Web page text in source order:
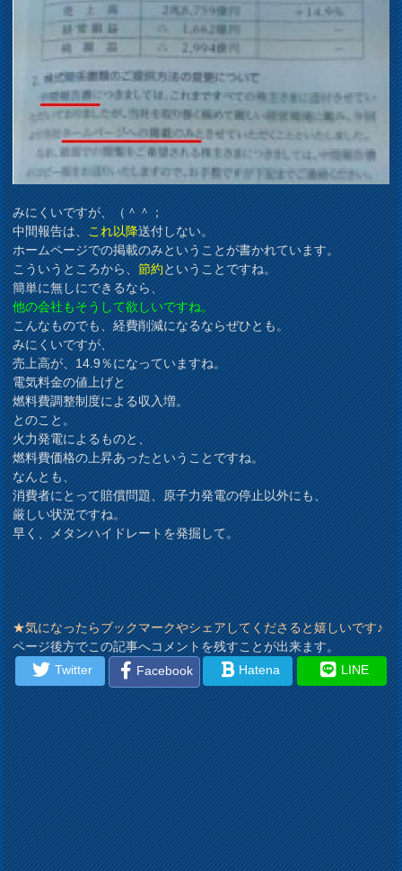
みにくいですが、（＾＾；
中間報告は、これ以降送付しない。
ホームページでの掲載のみということが書かれています。
こういうところから、節約ということですね。
簡単に無しにできるなら、
他の会社もそうして欲しいですね。
こんなものでも、経費削減になるならぜひとも。
みにくいですが、
売上高が、14.9％になっていますね。
電気料金の値上げと
燃料費調整制度による収入増。
とのこと。
火力発電によるものと、
燃料費価格の上昇あったということですね。
なんとも、
消費者にとって賠償問題、原子力発電の停止以外にも、
厳しい状況ですね。
早く、メタンハイドレートを発掘して。
★気になったらブックマークやシェアしてくださると嬉しいです♪
ページ後方でこの記事へコメントを残すことが出来ます。
Twitter
Facebook Hatena LINE